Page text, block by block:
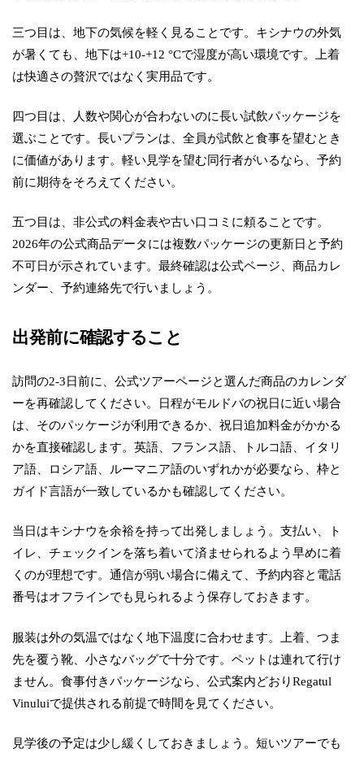
三つ目は、地下の気候を軽く見ることです。キシナウの外気
が暑くても、地下は+10-+12 °Cで湿度が高い環境です。上着
は快適さの贅沢ではなく実用品です。
四つ目は、人数や関心が合わないのに長い試飲パッケージを
選ぶことです。長いプランは、全員が試飲と食事を望むとき
に価値があります。軽い見学を望む同行者がいるなら、予約
前に期待をそろえてください。
五つ目は、非公式の料金表や古い口コミに頼ることです。
2026年の公式商品データには複数パッケージの更新日と予約
不可日が示されています。最終確認は公式ページ、商品カレ
ンダー、予約連絡先で行いましょう。
出発前に確認すること
訪問の2-3日前に、公式ツアーページと選んだ商品のカレンダ
ーを再確認してください。日程がモルドバの祝日に近い場合
は、そのパッケージが利用できるか、祝日追加料金がかかる
かを直接確認します。英語、フランス語、トルコ語、イタリ
ア語、ロシア語、ルーマニア語のいずれかが必要なら、枠と
ガイド言語が一致しているかも確認してください。
当日はキシナウを余裕を持って出発しましょう。支払い、ト
イレ、チェックインを落ち着いて済ませられるよう早めに着
くのが理想です。通信が弱い場合に備えて、予約内容と電話
番号はオフラインでも見られるよう保存しておきます。
服装は外の気温ではなく地下温度に合わせます。上着、つま
先を覆う靴、小さなバッグで十分です。ペットは連れて行け
ません。食事付きパッケージなら、公式案内どおりRegatul
Vinuluiで提供される前提で時間を見てください。
見学後の予定は少し緩くしておきましょう。短いツアーでも